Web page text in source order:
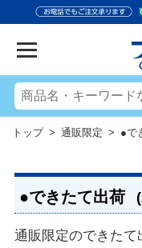
トップ> 通販限定 > ●で
●できたて出荷
通販限定のできたて